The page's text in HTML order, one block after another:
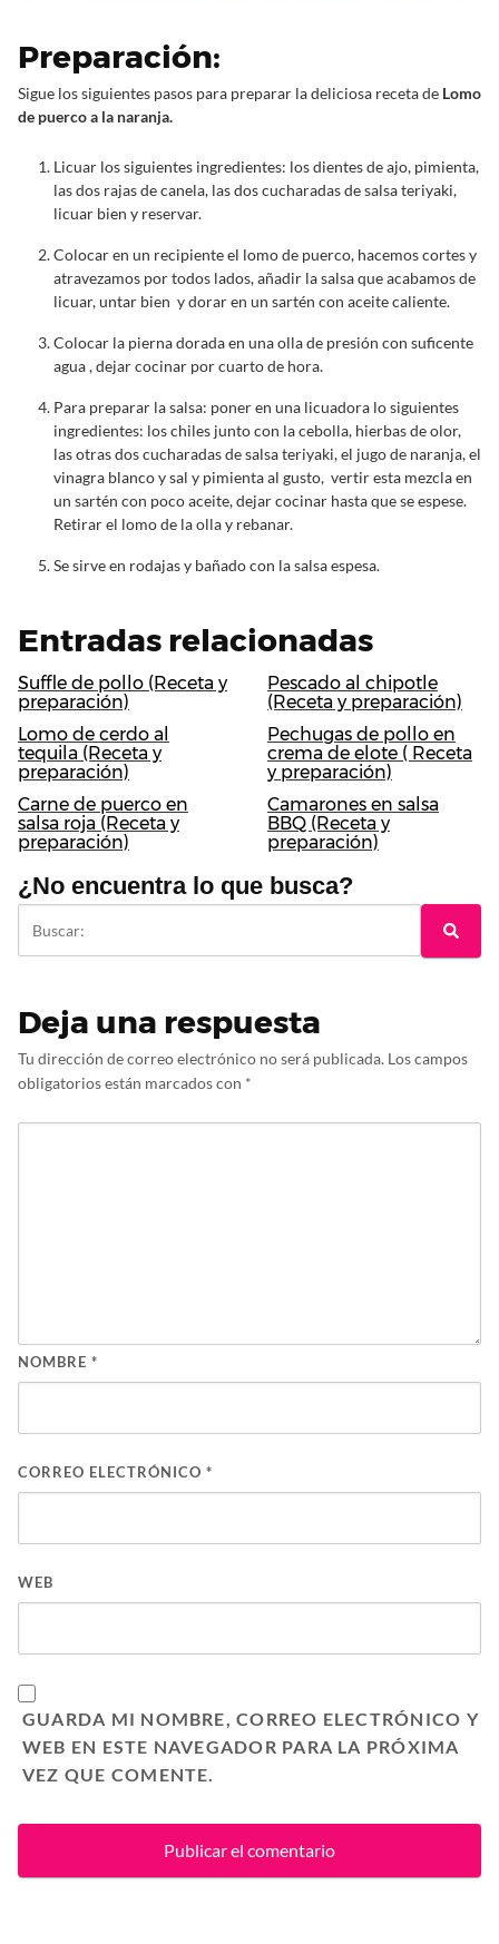
Preparación:
Sigue los siguientes pasos para preparar la deliciosa receta de Lomo
de puerco a la naranja.
Licuar los siguientes ingredientes: los dientes de ajo, pimienta,
las dos rajas de canela, las dos cucharadas de salsa teriyaki,
licuar bien y reservar.
Colocar en un recipiente el lomo de puerco, hacemos cortes y
atravezamos por todos lados, añadir la salsa que acabamos de
licuar, untar bien y dorar en un sartén con aceite caliente.
Colocar la pierna dorada en una olla de presión con suficente
agua , dejar cocinar por cuarto de hora.
Para preparar la salsa: poner en una licuadora lo siguientes
ingredientes: los chiles junto con la cebolla, hierbas de olor,
las otras dos cucharadas de salsa teriyaki, el jugo de naranja, el
vinagra blanco y sal y pimienta al gusto, vertir esta mezcla en
un sartén con poco aceite, dejar cocinar hasta que se espese.
Retirar el lomo de la olla y rebanar.
Se sirve en rodajas y bañado con la salsa espesa.
Entradas relacionadas
Suffle de pollo (Receta y
preparación)
Pescado al chipotle
(Receta y preparación)
Lomo de cerdo al
tequila (Receta y
preparación)
Pechugas de pollo en
crema de elote ( Receta
y preparación)
Carne de puerco en
salsa roja (Receta y
preparación)
Camarones en salsa
BBQ (Receta y
preparación)
¿No encuentra lo que busca?
Deja una respuesta
Tu dirección de correo electrónico no será publicada. Los campos
obligatorios están marcados con *
NOMBRE *
CORREO ELECTRÓNICO *
WEB
GUARDA MI NOMBRE, CORREO ELECTRÓNICO Y
WEB EN ESTE NAVEGADOR PARA LA PRÓXIMA
VEZ QUE COMENTE.